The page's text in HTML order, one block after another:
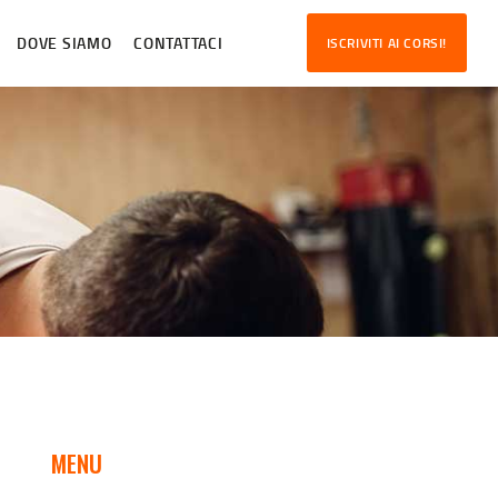
DOVE SIAMO CONTATTACI ISCRIVITI AI CORSI!
MENU